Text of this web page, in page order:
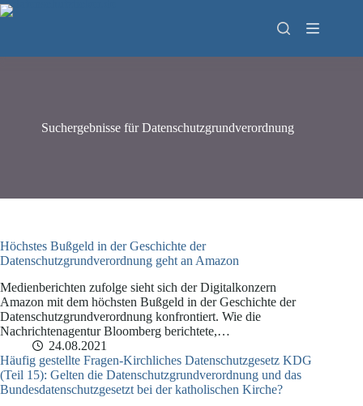
Zum
Inhalt
Suchergebnisse für Datenschutzgrundverordnung
Höchstes Bußgeld in der Geschichte der
Datenschutzgrundverordnung geht an Amazon
Medienberichten zufolge sieht sich der Digitalkonzern
Amazon mit dem höchsten Bußgeld in der Geschichte der
Datenschutzgrundverordnung konfrontiert. Wie die
Nachrichtenagentur Bloomberg berichtete,…
24.08.2021
Häufig gestellte Fragen-Kirchliches Datenschutzgesetz KDG
(Teil 15): Gelten die Datenschutzgrundverordnung und das
Bundesdatenschutzgesetzt bei der katholischen Kirche?